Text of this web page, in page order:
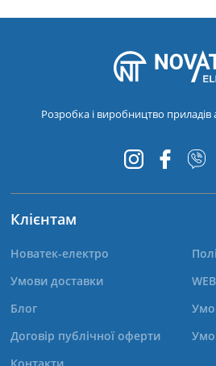
Розробка і виробництво приладів
Клієнтам
Новатек-електро
Умови доставки
Блог
Договір публічної оферти